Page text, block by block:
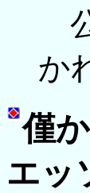
か
僅
エッ